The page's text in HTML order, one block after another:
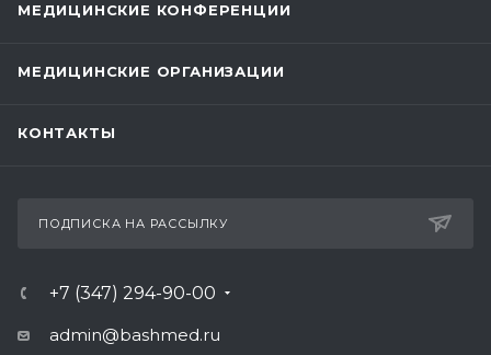
МЕДИЦИНСКИЕ КОНФЕРЕНЦИИ
МЕДИЦИНСКИЕ ОРГАНИЗАЦИИ
КОНТАКТЫ
ПОДПИСКА НА РАССЫЛКУ
+7 (347) 294-90-00
admin@bashmed.ru